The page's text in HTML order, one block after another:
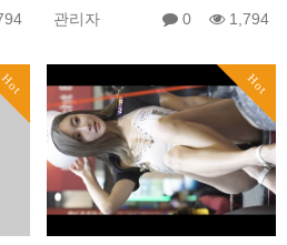
관리자 0 1,794
Hot Hot